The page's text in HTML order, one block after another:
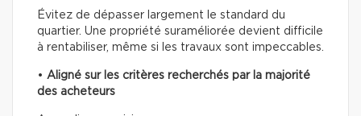
Évitez de dépasser largement le standard du
quartier. Une propriété suraméliorée devient difficile
à rentabiliser, même si les travaux sont impeccables.
• Aligné sur les critères recherchés par la majorité
des acheteurs